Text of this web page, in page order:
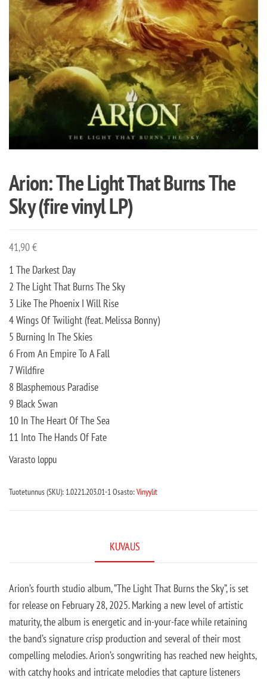
Arion: The Light That Burns The
Sky (fire vinyl LP)
41,90€
1 The Darkest Day
2 The Light That Burns The Sky
3 Like The Phoenix I Will Rise
4 Wings Of Twilight (feat. Melissa Bonny)
5 Burning In The Skies
6 From An Empire To A Fall
7 Wildfire
8 Blasphemous Paradise
9 Black Swan
10 In The Heart Of The Sea
11 Into The Hands Of Fate
Varasto loppu
Tuotetunnus (SKU): 1.0221.203.01-1Osasto:Vinyylit
KUVAUS
Arion’s fourth studio album, ”The Light That Burns the Sky”, is set
for release on February 28, 2025. Marking a new level of artistic
maturity, the album is energetic and in-your-face while retaining
the band’s signature crisp production and several of their most
compelling melodies. Arion’s songwriting has reached new heights,
with catchy hooks and intricate melodies that capture listeners